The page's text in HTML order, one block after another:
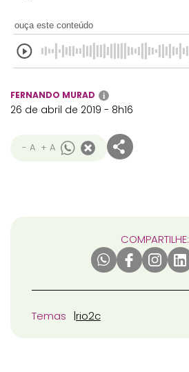
ouça este conteúdo
FERNANDO MURAD i
26 de abril de 2019 - 8h16
- A + A
COMPARTILHE:
Temas rio2c